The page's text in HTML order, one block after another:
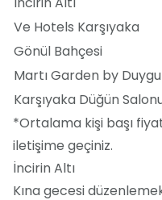
Ve Hotels Karşıyaka
Gönül Bahçesi
Martı Garden by
Karşıyaka Düğün
*Ortalama kişi başı
iletişime geçiniz.
İncirin Altı
Kına gecesi